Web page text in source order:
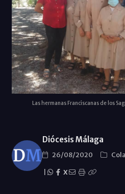
Las hermanas Franciscanas de los
Diócesis Málaga
26/08/2020
X